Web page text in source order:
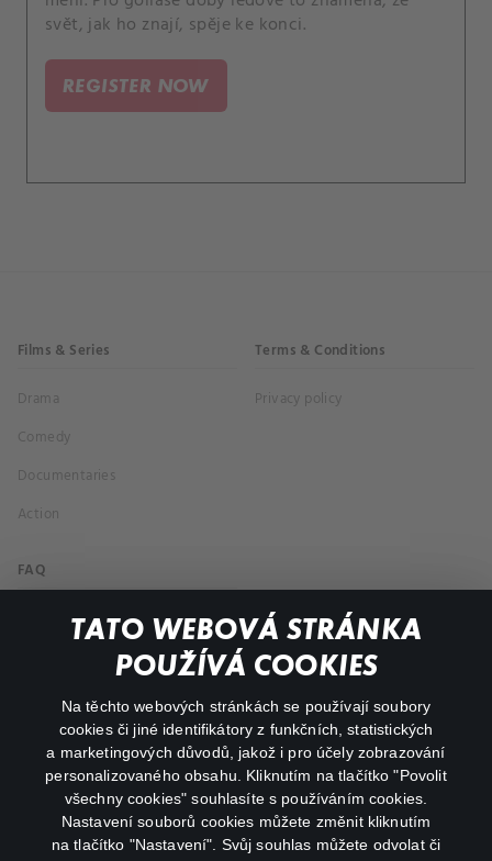
TATO WEBOVÁ STRÁNKA
POUŽÍVÁ COOKIES
Na těchto webových stránkách se používají soubory
cookies či jiné identifikátory z funkčních, statistických
a marketingových důvodů, jakož i pro účely zobrazování
personalizovaného obsahu. Kliknutím na tlačítko "Povolit
všechny cookies" souhlasíte s používáním cookies.
Nastavení souborů cookies můžete změnit kliknutím
na tlačítko "Nastavení". Svůj souhlas můžete odvolat či
svět, jak ho znají, spěje ke konci.
REGISTER NOW
Films & Series
Drama
Comedy
Documentaries
Action
Terms & Conditions
Privacy policy
FAQ
My profile
facebookinstagram
youtube